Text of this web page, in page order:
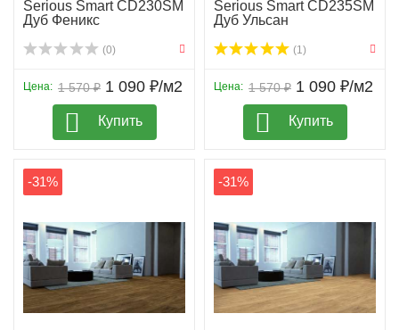
Serious Smart CD230SM
Дуб Феникс
(0)
1 570 ₽
Цена: 1 090 ₽/м2
Купить
Serious Smart CD235SM
Дуб Ульсан
(1)
1 570 ₽
Цена: 1 090 ₽/м2
Купить
-31% -31%